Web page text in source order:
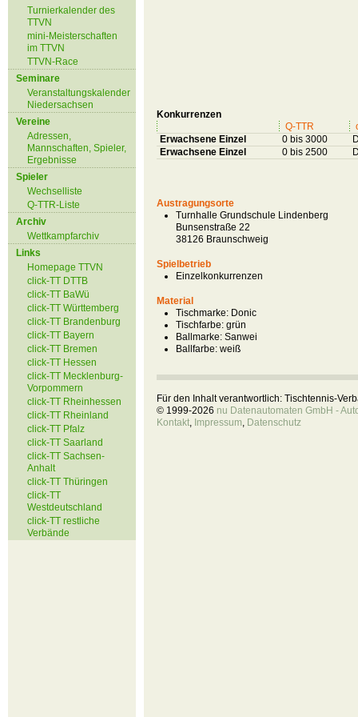
Turnierkalender des
TTVN
mini-Meisterschaften
im TTVN
TTVN-Race
Seminare
Veranstaltungskalender
Niedersachsen
Vereine
Adressen,
Mannschaften, Spieler,
Ergebnisse
Spieler
Wechselliste
Q-TTR-Liste
Archiv
Wettkampfarchiv
Links
Homepage TTVN
click-TT DTTB
click-TT BaWü
click-TT Württemberg
click-TT Brandenburg
click-TT Bayern
click-TT Bremen
click-TT Hessen
click-TT Mecklenburg-
Vorpommern
click-TT Rheinhessen
click-TT Rheinland
click-TT Pfalz
click-TT Saarland
click-TT Sachsen-
Anhalt
click-TT Thüringen
click-TT
Westdeutschland
click-TT restliche
Verbände
Konkurrenzen
Q-TTR
Erwachsene Einzel
0 bis 3000
Erwachsene Einzel
0 bis 2500
Austragungsorte
Turnhalle Grundschule Lindenberg
Bunsenstraße 22
38126 Braunschweig
Spielbetrieb
Einzelkonkurrenzen
Material
Tischmarke: Donic
Tischfarbe: grün
Ballmarke: Sanwei
Ballfarbe: weiß
Für den Inhalt verantwortlich: Tischtennis-
© 1999-2026 nu Datenautomaten GmbH -
Kontakt, Impressum, Datenschutz